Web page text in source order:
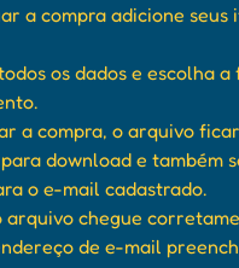
a compra adicione seus
os dados e escolha a
a compra, o arquivo
download e também
o e-mail cadastrado.
arquivo chegue
de e-mail